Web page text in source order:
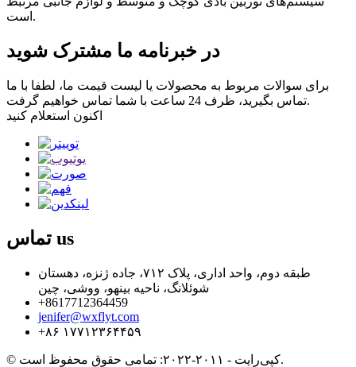
است.
در خبرنامه ما مشترک شوید
برای سوالات مربوط به محصولات یا لیست قیمت ما، لطفا با ما
تماس بگیرید، ظرف 24 ساعت با شما تماس خواهیم گرفت.
اکنون استعلام کنید
تماس us
طبقه دوم، واحد اداری، پلاک ۷۱۲، جاده ژنزه، دهستان
شوئلانگ، ناحیه بینهو، ووشی، چین
‎+8617712364459‎
jenifer@wxflyt.com
‎+۸۶ ۱۷۷۱۲۳۶۴۴۵۹‎
© کپی‌رایت - ۲۰۱۱-۲۰۲۲: تمامی حقوق محفوظ است.